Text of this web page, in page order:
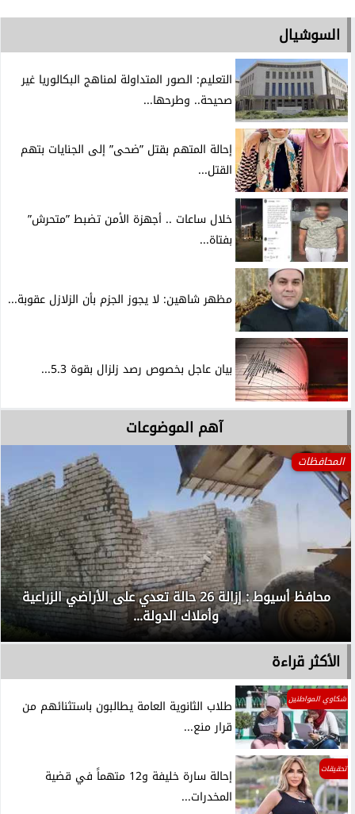
السوشيال
التعليم: الصور المتداولة لمناهج البكالوريا غير
صحيحة.. وطرحها...
إحالة المتهم بقتل ”ضحى” إلى الجنايات بتهم
القتل...
خلال ساعات .. أجهزة الأمن تضبط ”متحرش”
بفتاة...
مظهر شاهين: لا يجوز الجزم بأن الزلازل عقوبة...
بيان عاجل بخصوص رصد زلزال بقوة 5.3...
آهم الموضوعات
المحافظات
محافظ أسيوط : إزالة 26 حالة تعدي على الأراضي الزراعية
وأملاك الدولة...
الأكثر قراءة
شكاوي المواطنين
طلاب الثانوية العامة يطالبون باستثنائهم من
قرار منع...
تحقيقات
إحالة سارة خليفة و12 متهماً في قضية
المخدرات...